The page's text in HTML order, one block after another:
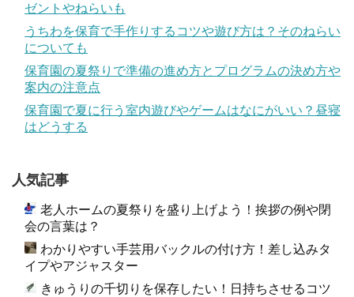
ゼントやねらいも
うちわを保育で手作りするコツや遊び方は？そのねらい
についても
保育園の夏祭りで準備の進め方とプログラムの決め方や
案内の注意点
保育園で夏に行う室内遊びやゲームはなにがいい？昼寝
はどうする
人気記事
老人ホームの夏祭りを盛り上げよう！挨拶の例や閉
会の言葉は？
わかりやすい手芸用バックルの付け方！差し込みタ
イプやアジャスター
きゅうりの千切りを保存したい！日持ちさせるコツ